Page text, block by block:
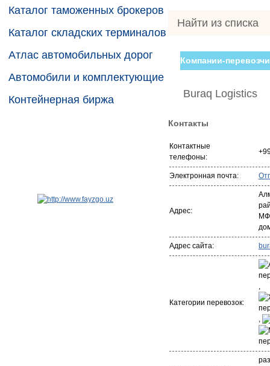
Каталог таможенных брокеров
Каталог складских терминалов
Атлас автомобильных дорог
Автомобили и комплектующие
Контейнерная биржа
Найти из списка
Компании-
Buraq Logistics
Контакты
Контактные
телефоны:
Электронная почта:
Адрес:
Адрес сайта:
Категории перевозок:
,
,